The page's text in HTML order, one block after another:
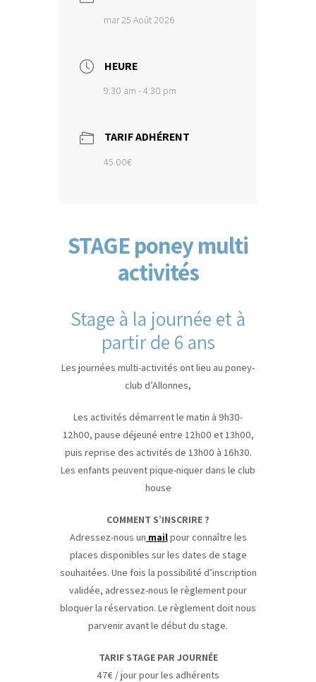
mar 25 Août 2026
HEURE
9:30 am - 4:30 pm
TARIF ADHÉRENT
45.00€
STAGE poney multi
activités
Stage à la journée et à
partir de 6 ans
Les journées multi-activités ont lieu au poney-
club d’Allonnes,
Les activités démarrent le matin à 9h30-
12h00, pause déjeuné entre 12h00 et 13h00,
puis reprise des activités de 13h00 à 16h30.
Les enfants peuvent pique-niquer dans le club
house
COMMENT S’INSCRIRE ?
Adressez-nous un mailpour connaître les
places disponibles sur les dates de stage
souhaitées. Une fois la possibilité d’inscription
validée, adressez-nous le règlement pour
bloquer la réservation. Le règlement doit nous
parvenir avant le début du stage.
TARIF STAGE PAR JOURNÉE
47€ / jour pour les adhérents